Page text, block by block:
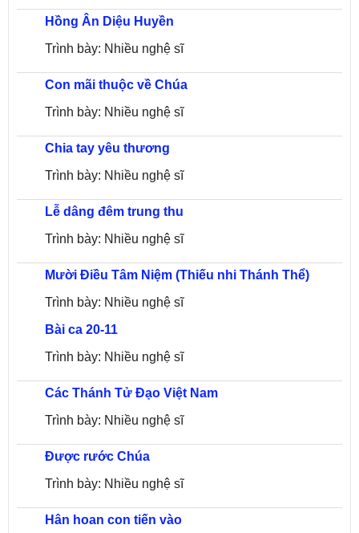
Hồng Ân Diệu Huyền
Trình bày: Nhiều nghệ sĩ
Con mãi thuộc về Chúa
Trình bày: Nhiều nghệ sĩ
Chia tay yêu thương
Trình bày: Nhiều nghệ sĩ
Lễ dâng đêm trung thu
Trình bày: Nhiều nghệ sĩ
Mười Điều Tâm Niệm (Thiếu nhi Thánh Thể)
Trình bày: Nhiều nghệ sĩ
Bài ca 20-11
Trình bày: Nhiều nghệ sĩ
Các Thánh Tử Đạo Việt Nam
Trình bày: Nhiều nghệ sĩ
Được rước Chúa
Trình bày: Nhiều nghệ sĩ
Hân hoan con tiến vào